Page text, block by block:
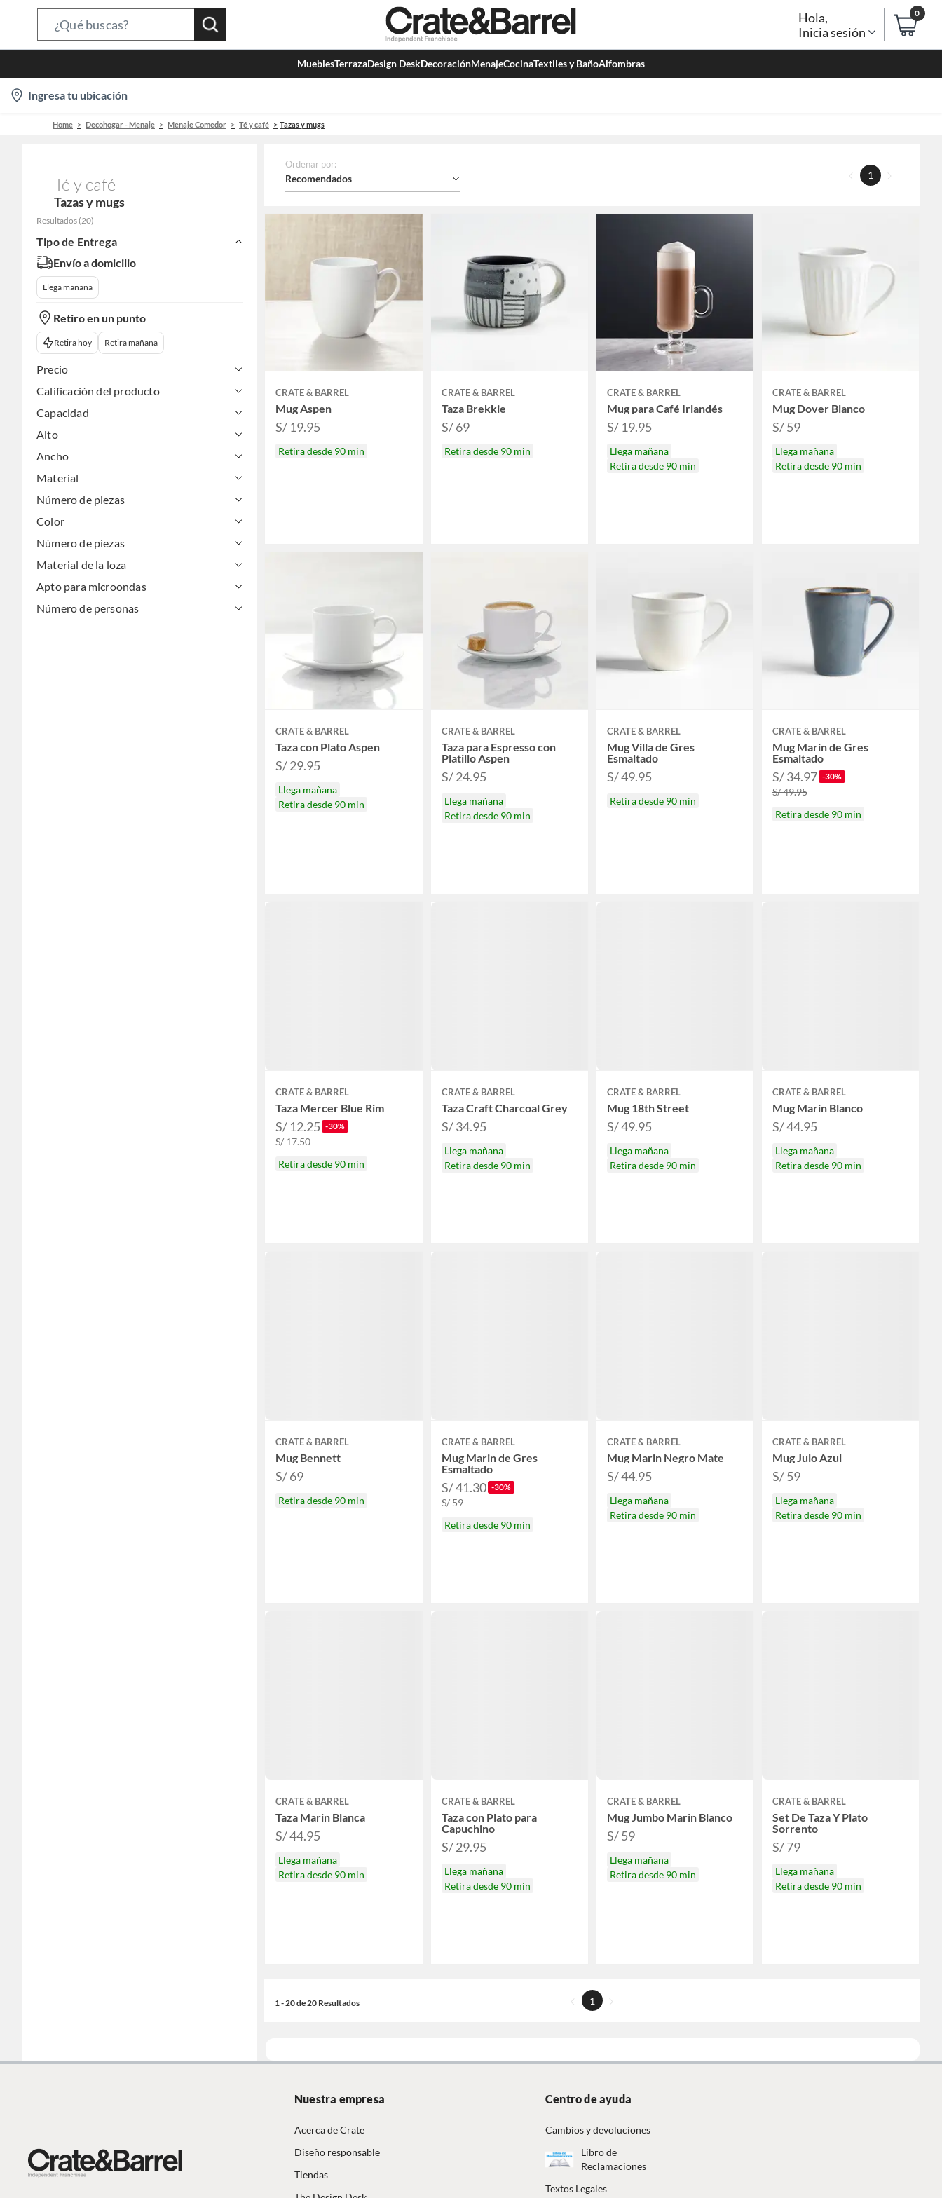
Bar
Hola,
Inicia sesión
0
MueblesTerrazaDesign DeskDecoraciónMenajeCocinaTextiles y BañoAlfombras
location-
icon
Ingresa tu ubicación
Home Decohogar - Menaje Menaje Comedor Té y café Tazas y mugs
Té y café
Tazas y mugs
Resultados (20)
Tipo de Entrega
Envío a domicilio
Llega mañana
Retiro en un punto
Retira hoy Retira mañana
Precio
Calificación del producto
Capacidad
Alto
Ancho
Material
Número de piezas
Color
Número de piezas
Material de la loza
Apto para microondas
Número de personas
Ordenar por:
Recomendados 1
CRATE & BARREL
Mug Aspen
S/ 19.95
Retira desde 90 min
CRATE & BARREL
Taza Brekkie
S/ 69
Retira desde 90 min
CRATE & BARREL
Mug para Café Irlandés
S/ 19.95
Llega mañana
Retira desde 90 min
CRATE & BARREL
Mug Dover Blanco
S/ 59
Llega mañana
Retira desde 90 min
CRATE & BARREL
Taza con Plato Aspen
S/ 29.95
Llega mañana
Retira desde 90 min
CRATE & BARREL
Taza para Espresso con
Platillo Aspen
S/ 24.95
Llega mañana
Retira desde 90 min
CRATE & BARREL
Mug Villa de Gres
Esmaltado
S/ 49.95
Retira desde 90 min
CRATE & BARREL
Mug Marin de Gres
Esmaltado
S/ 34.97 -30%
S/ 49.95
Retira desde 90 min
CRATE & BARREL
Taza Mercer Blue Rim
S/ 12.25 -30%
S/ 17.50
Retira desde 90 min
CRATE & BARREL
Taza Craft Charcoal Grey
S/ 34.95
Llega mañana
Retira desde 90 min
CRATE & BARREL
Mug 18th Street
S/ 49.95
Llega mañana
Retira desde 90 min
CRATE & BARREL
Mug Marin Blanco
S/ 44.95
Llega mañana
Retira desde 90 min
CRATE & BARREL
Mug Bennett
S/ 69
Retira desde 90 min
CRATE & BARREL
Mug Marin de Gres
Esmaltado
S/ 41.30 -30%
S/ 59
Retira desde 90 min
CRATE & BARREL
Mug Marin Negro Mate
S/ 44.95
Llega mañana
Retira desde 90 min
CRATE & BARREL
Mug Julo Azul
S/ 59
Llega mañana
Retira desde 90 min
CRATE & BARREL
Taza Marin Blanca
S/ 44.95
Llega mañana
Retira desde 90 min
CRATE & BARREL
Taza con Plato para
Capuchino
S/ 29.95
Llega mañana
Retira desde 90 min
CRATE & BARREL
Mug Jumbo Marin Blanco
S/ 59
Llega mañana
Retira desde 90 min
CRATE & BARREL
Set De Taza Y Plato
Sorrento
S/ 79
Llega mañana
Retira desde 90 min
1 - 20 de 20 Resultados 1
Nuestra empresa
Acerca de Crate
Diseño responsable
Tiendas
Centro de ayuda
Cambios y devoluciones
Libro de
Reclamaciones
Textos Legales